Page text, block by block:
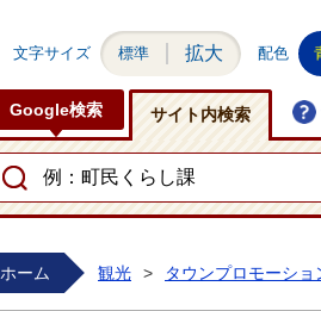
文字サイズ 標準 拡大 配色
Google検索 サイト内検索
ホーム 観光 > タウンプロモーショ